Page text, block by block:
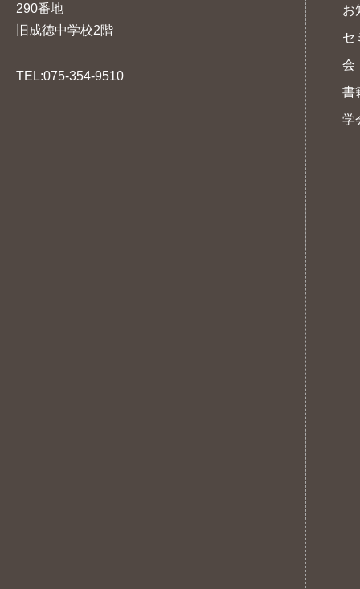
290番地
旧成徳中学校2階
TEL:075-354-9510
お
セ
会
書
学